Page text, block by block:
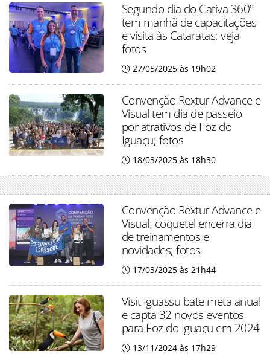
Segundo dia do Cativa 360º
tem manhã de capacitações
e visita às Cataratas; veja
fotos
27/05/2025 às 19h02
Convenção Rextur Advance e
Visual tem dia de passeio
por atrativos de Foz do
Iguaçu; fotos
18/03/2025 às 18h30
Convenção Rextur Advance e
Visual: coquetel encerra dia
de treinamentos e
novidades; fotos
17/03/2025 às 21h44
Visit Iguassu bate meta anual
e capta 32 novos eventos
para Foz do Iguaçu em 2024
13/11/2024 às 17h29